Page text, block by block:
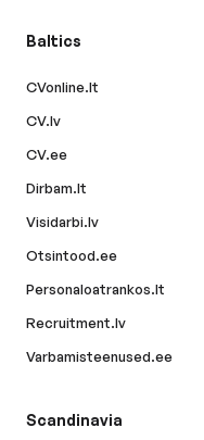
Baltics
CVonline.lt
CV.lv
CV.ee
Dirbam.lt
Visidarbi.lv
Otsintood.ee
Personaloatrankos.lt
Recruitment.lv
Varbamisteenused.ee
Scandinavia